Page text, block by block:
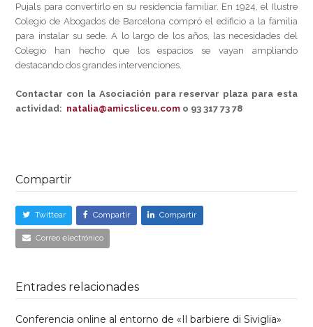
Pujals para convertirlo en su residencia familiar. En 1924, el Ilustre
Colegio de Abogados de Barcelona compró el edificio a la familia
para instalar su sede. A lo largo de los años, las necesidades del
Colegio han hecho que los espacios se vayan ampliando
destacando dos grandes intervenciones.
Contactar con la Asociación para reservar plaza para esta
actividad: natalia@amicsliceu.com o 93 317 73 78
Compartir
Twittear Compartir Compartir
Correo electrónico
Entrades relacionades
Conferencia online al entorno de «Il barbiere di Siviglia»